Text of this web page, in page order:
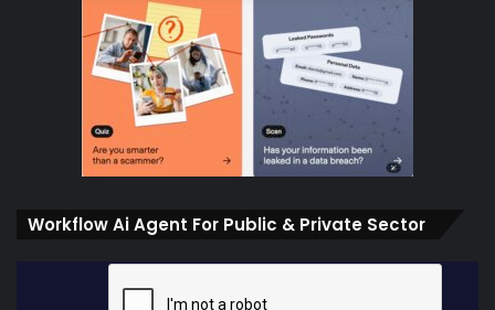
Workflow Ai Agent For Public & Private Sector